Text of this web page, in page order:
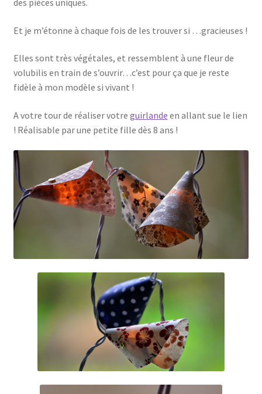
Et je m’étonne à chaque fois de les trouver si …gracieuses !
Elles sont très végétales, et ressemblent à une fleur de
volubilis en train de s’ouvrir…c’est pour ça que je reste
fidèle à mon modèle si vivant !
A votre tour de réaliser votre guirlande en allant sue le lien
! Réalisable par une petite fille dès 8 ans !